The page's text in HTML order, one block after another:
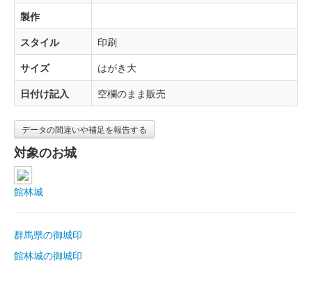
製作
スタイル
印刷
サイズ
はがき大
日付け記入
空欄のまま販売
データの間違いや補足を報告する
対象のお城
館林城
群馬県の御城印
館林城の御城印